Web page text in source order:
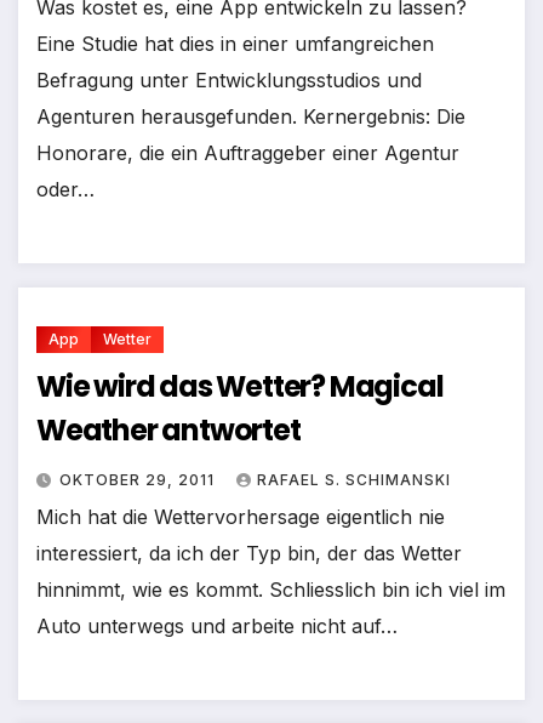
Was kostet es, eine App entwickeln zu lassen?
Eine Studie hat dies in einer umfangreichen
Befragung unter Entwicklungsstudios und
Agenturen herausgefunden. Kernergebnis: Die
Honorare, die ein Auftraggeber einer Agentur
oder…
App Wetter
Wie wird das Wetter? Magical
Weather antwortet
OKTOBER 29, 2011 RAFAEL S. SCHIMANSKI
Mich hat die Wettervorhersage eigentlich nie
interessiert, da ich der Typ bin, der das Wetter
hinnimmt, wie es kommt. Schliesslich bin ich viel im
Auto unterwegs und arbeite nicht auf…